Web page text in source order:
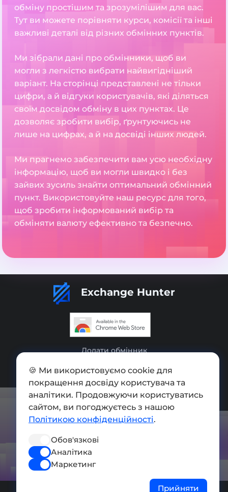
обміну простішим та зрозумілішим для вас.
Тут ви можете порівняти курси, комісії та інші
важливі деталі від різних обмінних пунктів.
Ми зібрали дані про обмінники, щоб ви
могли з легкістю вибрати найвигідніший
варіант. На сторінці представлені не тільки
цифри, а й відгуки користувачів, які діляться
своїм досвідом обміну в цих пунктах. Це
дозволяє зробити вибір, ґрунтуючись не
лише на цифрах, а й на досвіді інших людей.
Ми прагнемо забезпечити вам усю необхідну
інформацію, щоб ви могли швидко і без
зайвих зусиль знайти оптимальний обмінний
пункт. Використовуйте наш ресурс для того,
щоб зробити інформований вибір та
обміняти валюту ефективно та безпечно.
Exchange Hunter
Додати обмінник
Мапа сайту
Press kit
Умови використання
Політика конфіденційності
СОЦ. МЕРЕЖІ
🍪 Ми використовуємо cookie для
покращення досвіду користувача та
аналітики. Продовжуючи користуватись
сайтом, ви погоджуєтесь з нашою
Політикою конфіденційності.
Обов'язкові
Аналітика
Маркетинг
Прийняти